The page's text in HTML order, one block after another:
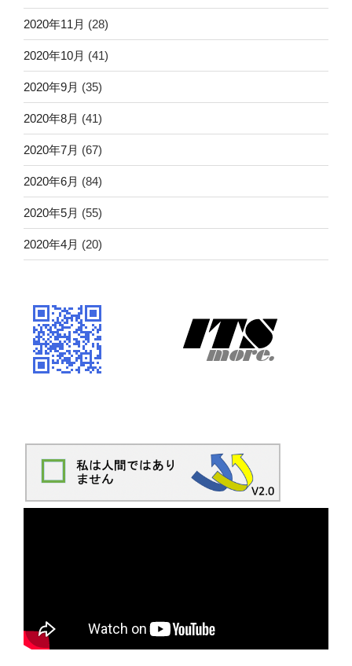
2020年11月 (28)
2020年10月 (41)
2020年9月 (35)
2020年8月 (41)
2020年7月 (67)
2020年6月 (84)
2020年5月 (55)
2020年4月 (20)